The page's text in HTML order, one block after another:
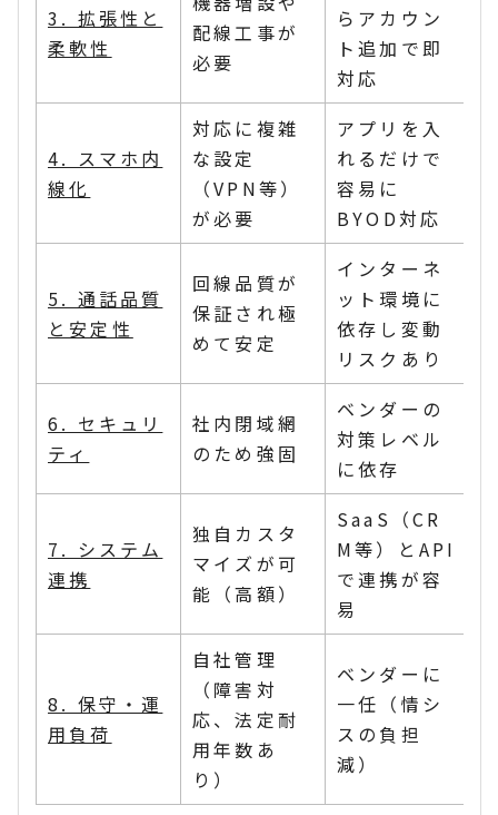
3. 拡張性と
柔軟性
配線工事が
必要
らアカウン
ト追加で即
対応
4. スマホ内
線化
対応に複雑
な設定
（VPN等）
が必要
アプリを入
れるだけで
容易に
BYOD対応
5. 通話品質
と安定性
回線品質が
保証され極
めて安定
インターネ
ット環境に
依存し変動
リスクあり
6. セキュリ
ティ
社内閉域網
のため強固
ベンダーの
対策レベル
に依存
7. システム
連携
独自カスタ
マイズが可
能（高額）
SaaS（CR
M等）とAPI
で連携が容
易
8. 保守・運
用負荷
自社管理
（障害対
応、法定耐
用年数あ
り）
ベンダーに
一任（情シ
スの負担
減）